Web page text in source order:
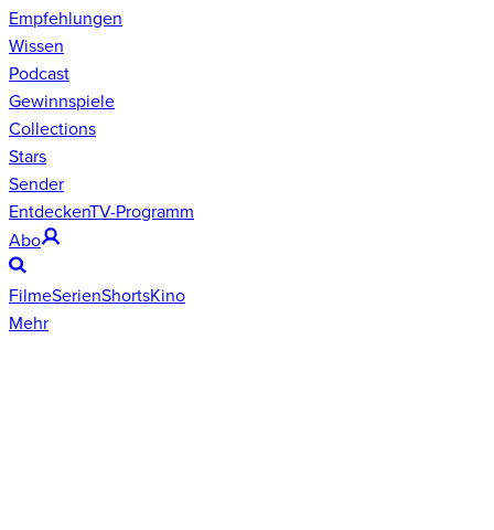
Empfehlungen
Wissen
Podcast
Gewinnspiele
Collections
Stars
Sender
EntdeckenTV-Programm
Abo
FilmeSerienShortsKino
Mehr